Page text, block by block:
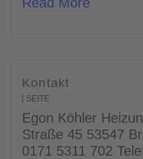
Kontakt
SEITE
Egon Köhler
Straße 45 53547
0171 5311 702